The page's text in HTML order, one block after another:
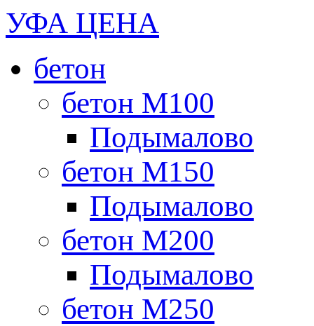
УФА ЦЕНА
бетон
бетон М100
Подымалово
бетон М150
Подымалово
бетон М200
Подымалово
бетон М250